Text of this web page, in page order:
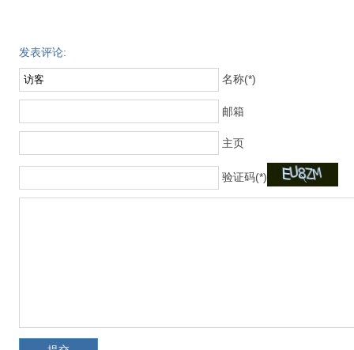
发表评论:
名称(*)
邮箱
主页
验证码(*)